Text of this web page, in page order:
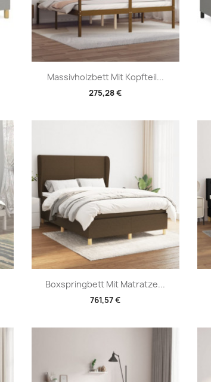
Massivholzbett Mit Kopfteil...
275,28 €
Vorschau
Boxspringbett Mit Matratze...
761,57 €
Vorschau